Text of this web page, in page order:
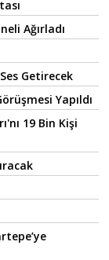
Ağırladı
Getirecek
Yapıldı
19 Bin Kişi